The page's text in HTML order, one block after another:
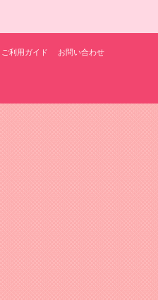
ご利用ガイド お問い合わせ